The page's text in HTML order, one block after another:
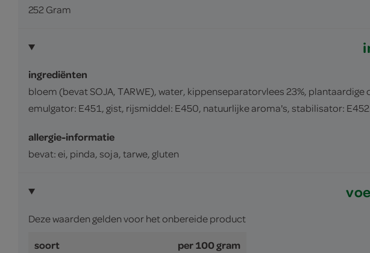
252 Gram
ingrediënten
bloem (bevat SOJA, TARWE), water, kippenseparatorvlees 23%,
emulgator: E451, gist, rijsmiddel: E450, natuurlijke aroma's, stabilisator:
allergie-informatie
bevat: ei, pinda, soja, tarwe, gluten
Deze waarden gelden voor het onbereide product
soort per 100 gram